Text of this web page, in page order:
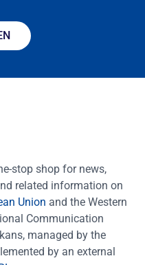
stop shop for news,
related information on
Union and the Western
Communication
managed by the
by an external